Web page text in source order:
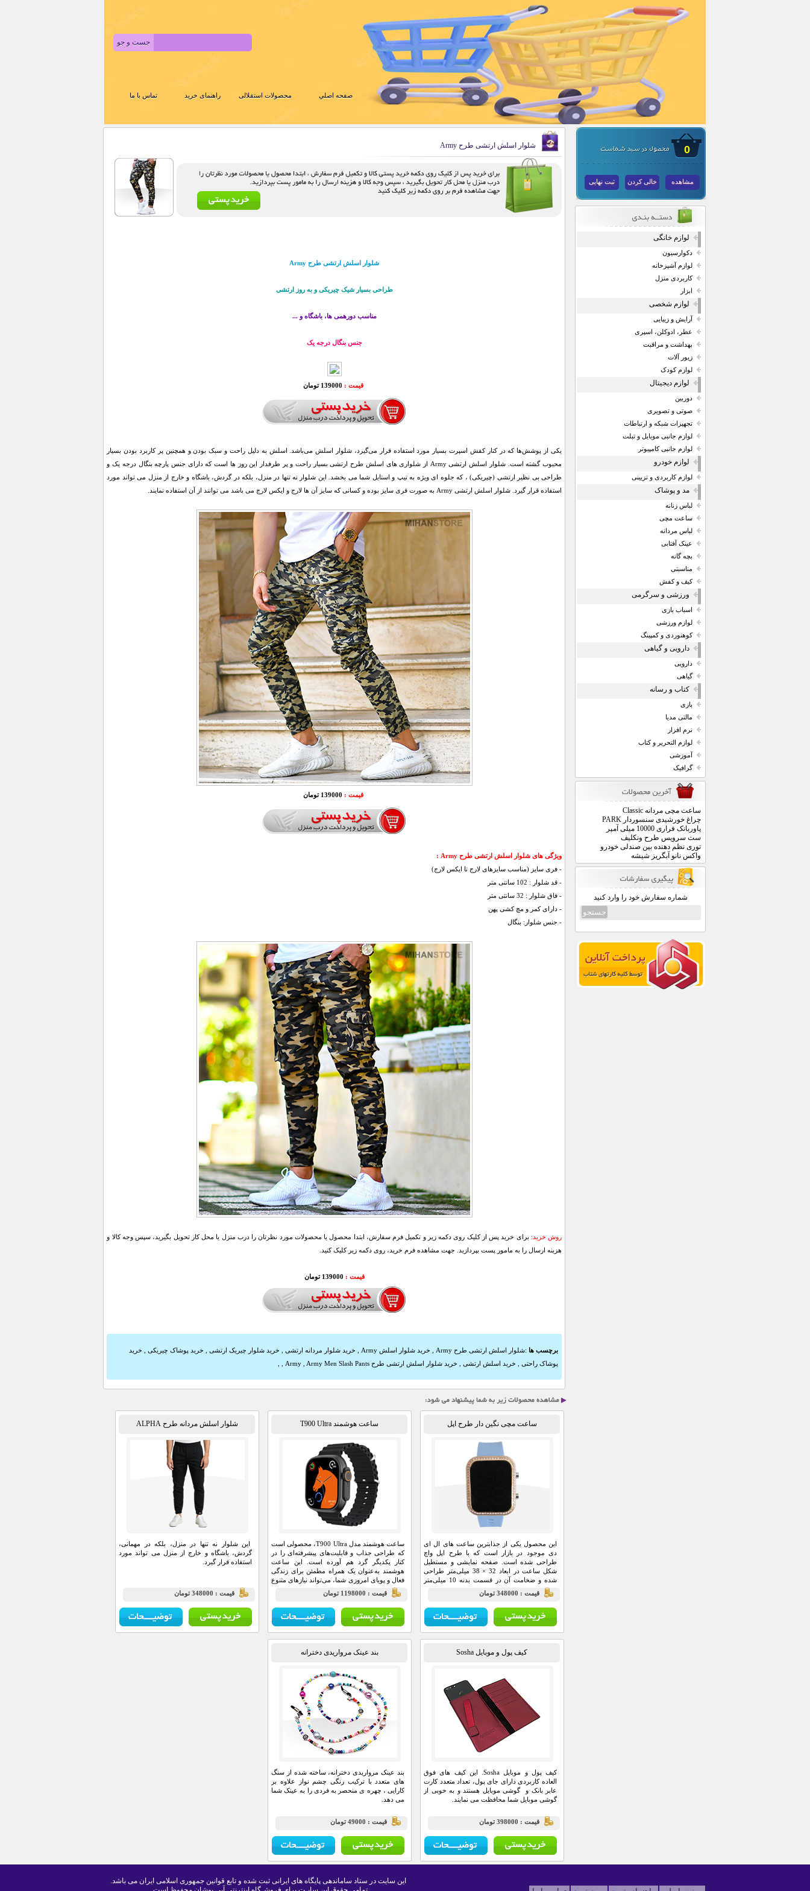
صفحه اصلي محصولات استقلالی راهنمای خرید تماس با ما
0
مشاهده خالی کردن ثبت نهایی
لوازم خانگی
دکوارسیون
لوازم آشپزخانه
کاربردی منزل
ابزار
لوازم شخصی
آرایش و زیبایی
عطر، ادوکلن، اسپری
بهداشت و مراقبت
زیور آلات
لوازم کودک
لوازم دیجیتال
دوربین
صوتی و تصویری
تجهیزات شبکه و ارتباطات
لوازم جانبی موبایل و تبلت
لوازم جانبی کامپیوتر
لوازم خودرو
لوازم کاربردی و تزیینی
مد و پوشاک
لباس زنانه
ساعت مچی
لباس مردانه
عینک آفتابی
بچه گانه
مناسبتی
کیف و کفش
ورزشی و سرگرمی
اسباب بازی
لوازم ورزشی
کوهنوردی و کمپینگ
دارویی و گیاهی
دارویی
گیاهی
کتاب و رسانه
بازی
مالتی مدیا
نرم افزار
لوازم التحریر و کتاب
آموزشی
گرافیک
ساعت مچی مردانه Classic
چراغ خورشیدی سنسوردار PARK
پاوربانک فراری 10000 میلی آمپر
ست سرویس طرح ونکلیف
توری نظم دهنده بین صندلی خودرو
واکس نانو آبگریز شیشه
شماره سفارش خود را وارد کنید
شلوار اسلش ارتشی طرح Army
شلوار اسلش ارتشی طرح Army
طراحی بسیار شیک چیریکی و به روز ارتشی
مناسب دورهمی ها، باشگاه و ...
جنس بنگال درجه یک
قیمت : 139000 تومان
یکی از پوشش‌ها که در کنار کفش اسپرت بسیار مورد استفاده قرار می‌گیرد، شلوار اسلش می‌باشد. اسلش به دلیل راحت و سبک بودن و همچنین پر کاربرد بودن بسیار
محبوب گشته است. شلوار اسلش ارتشی Army از شلواری های اسلش طرح ارتشی بسیار راحت و پر طرفدار این روز ها است که دارای جنس پارچه بنگال درجه یک و
طراحی بی نظیر ارتشی (چیریکی) ، که جلوه ای ویژه به تیپ و استایل شما می بخشد. این شلوار نه تنها در منزل، بلکه در گردش، باشگاه و خارج از منزل می تواند مورد
استفاده قرار گیرد. شلوار اسلش ارتشی Army به صورت فری سایز بوده و کسانی که سایز آن ها لارج و ایکس لارج می باشد می توانند از آن استفاده نمایند.
قیمت : 139000 تومان
ویژگی های شلوار اسلش ارتشی طرح Army :
- فری سایز (مناسب سایزهای لارج تا ایکس لارج)
- قد شلوار : 102 سانتی متر
- فاق شلوار : 32 سانتی متر
- دارای کمر و مچ کشی پهن
- جنس شلوار: بنگال
روش خرید: برای خرید پس از کلیک روی دکمه زیر و تکمیل فرم سفارش، ابتدا محصول یا محصولات مورد نظرتان را درب منزل یا محل کار تحویل بگیرید، سپس وجه کالا و
هزینه ارسال را به مامور پست بپردازید. جهت مشاهده فرم خرید، روی دکمه زیر کلیک کنید.
قیمت : 139000 تومان
برچسب ها :شلوار اسلش ارتشی طرح Army خرید شلوار اسلش Army خرید شلوار مردانه ارتشی خرید شلوار چیریک ارتشی خرید پوشاک چیریکی
خرید
پوشاک راحتی
خرید اسلش ارتشی خرید شلوار اسلش ارتشی طرح Army Army Men Slash Pants
ساعت مچی نگین دار طرح اپل
این محصول یکی از جذابترین ساعت های ال ای
دی موجود در بازار است که با طرح اپل واچ
طراحی شده است. صفحه نمایشی و مستطیل
شکل ساعت در ابعاد 32 × 38 میلی‌متر طراحی
شده و ضخامت آن در قسمت بدنه 10 میلی‌متر
است.
قيمت : 348000 تومان
ساعت هوشمند T900 Ultra
ساعت هوشمند مدل T900 Ultra، محصولی است
که طراحی جذاب و قابلیت‌های پیشرفته‌ای را در
کنار یکدیگر گرد هم آورده است. این ساعت
هوشمند به‌عنوان یک همراه مطمئن برای زندگی
فعال و پویای امروزی شما، می‌تواند نیازهای متنوع
شما را به‌خوبی برطرف کند.
قيمت : 1198000 تومان
شلوار اسلش مردانه طرح ALPHA
این شلوار نه تنها در منزل، بلکه در مهمانی،
گردش، باشگاه و خارج از منزل می تواند مورد
استفاده قرار گیرد.
قيمت : 348000 تومان
کیف پول و موبایل Sosha
کیف پول و موبایل Sosha. این کیف های فوق
العاده کاربردی دارای جای پول، تعداد متعدد کارت
عابر بانک و گوشی موبایل هستند و به خوبی از
گوشی موبایل شما محافظت می نمایند.
قيمت : 398000 تومان
بند عینک مرواریدی دخترانه
بند عینک مرواریدی دخترانه، ساخته شده از سنگ
های متعدد با ترکیب رنگی چشم نواز علاوه بر
کارایی ، چهره ی منحصر به فردی را به عینک شما
می دهد.
قيمت : 49000 تومان
این سایت در ستاد ساماندهی پایگاه های ایرانی ثبت شده و تابع قوانین جمهوری اسلامی ایران می باشد.